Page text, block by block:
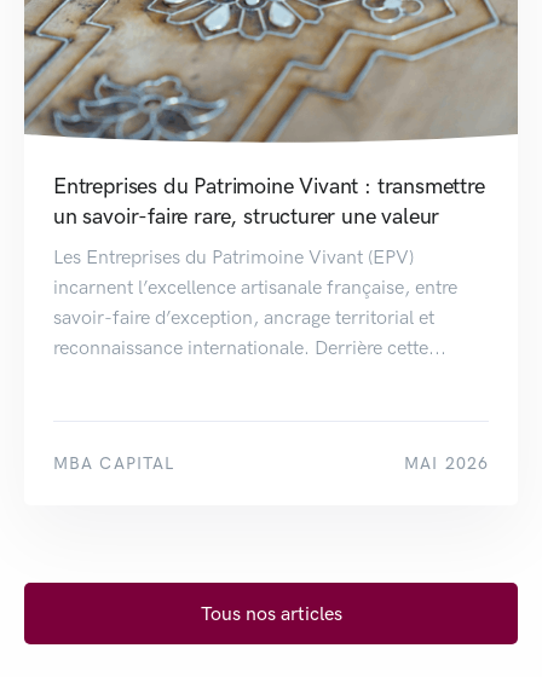
Entreprises du Patrimoine Vivant : transmettre
un savoir-faire rare, structurer une valeur
Les Entreprises du Patrimoine Vivant (EPV)
incarnent l’excellence artisanale française, entre
savoir-faire d’exception, ancrage territorial et
reconnaissance internationale. Derrière cette...
MBA CAPITAL MAI 2026
Tous nos articles